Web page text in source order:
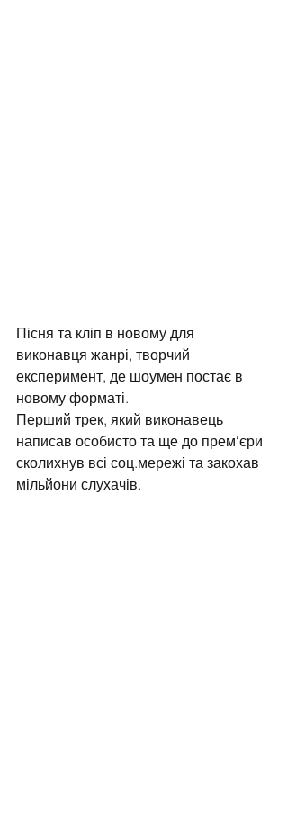
Пісня та кліп в новому для
виконавця жанрі, творчий
експеримент, де шоумен постає в
новому форматі.
Перший трек, який виконавець
написав особисто та ще до прем‘єри
сколихнув всі соц.мережі та закохав
мільйони слухачів.